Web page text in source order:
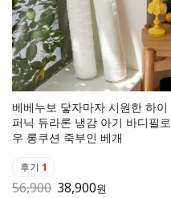
베베누보 닿자마자 시원한 하이
퍼닉 듀라론 냉감 아기 바디필로
우 롱쿠션 죽부인 베개
후기 1
56,900 38,900원